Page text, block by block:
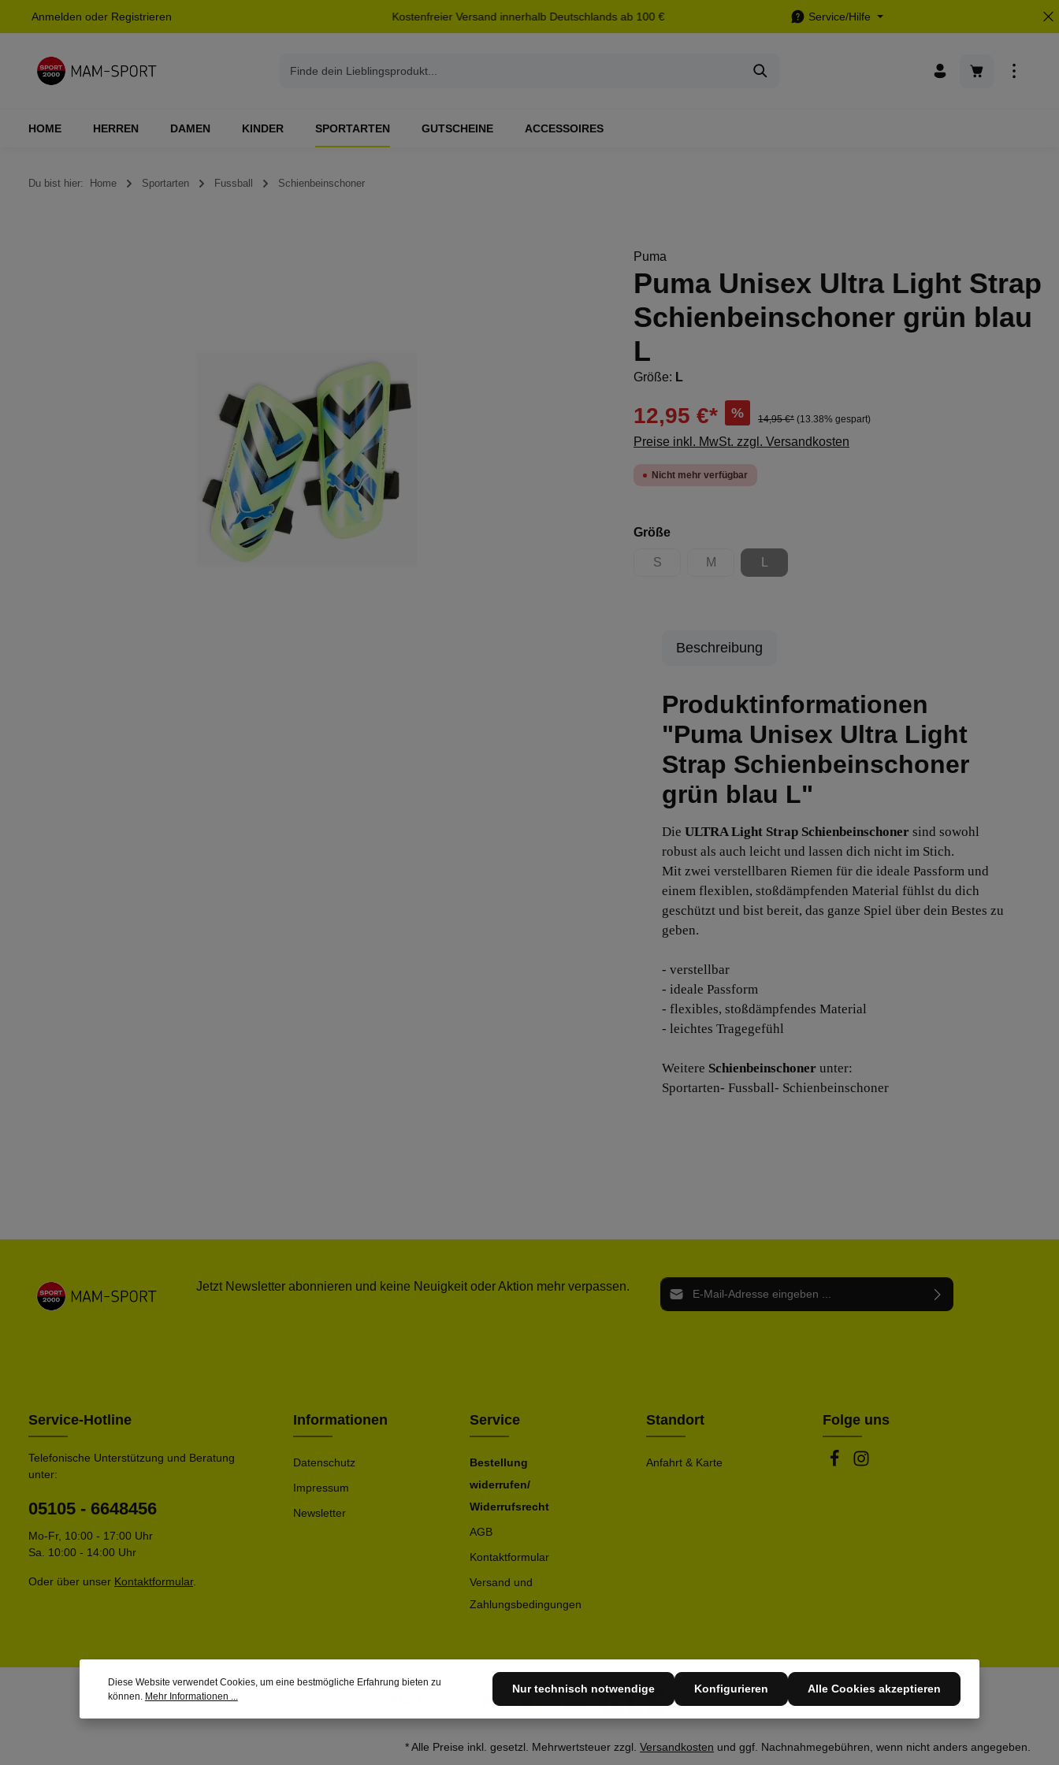
Zur Hauptnavigation springen
Anmelden oder Registrieren Kostenfreier Versand innerhalb Deutschlands ab 100 € Service/Hilfe
Warenkorb
HOME HERREN DAMEN KINDER SPORTARTEN GUTSCHEINE ACCESSOIRES
Du bist hier: Home Sportarten Fussball Schienbeinschoner
Puma
Puma Unisex Ultra Light Strap
Schienbeinschoner grün blau
L
Größe: L
12,95 €* % 14,95 €* (13.38% gespart)
Preise inkl. MwSt. zzgl. Versandkosten
Nicht mehr verfügbar
Größeauswählen
S
(Diese Option ist zurzeit nicht verfügbar.)
M
(Diese Option ist zurzeit nicht verfügbar.)
(Diese Option ist zurzeit nicht verfügbar.)
Beschreibung
Produktinformationen
"Puma Unisex Ultra Light
Strap Schienbeinschoner
grün blau L"
Die ULTRA Light Strap Schienbeinschoner sind sowohl
robust als auch leicht und lassen dich nicht im Stich.
Mit zwei verstellbaren Riemen für die ideale Passform und
einem flexiblen, stoßdämpfenden Material fühlst du dich
geschützt und bist bereit, das ganze Spiel über dein Bestes zu
geben.
- verstellbar
- ideale Passform
- flexibles, stoßdämpfendes Material
- leichtes Tragegefühl
Weitere Schienbeinschoner unter:
Sportarten- Fussball- Schienbeinschoner
Jetzt Newsletter abonnieren und keine Neuigkeit oder Aktion mehr verpassen. E-Mail-Adresse*
Service-Hotline
Telefonische Unterstützung und Beratung
unter:
05105 - 6648456
Mo-Fr, 10:00 - 17:00 Uhr
Sa. 10:00 - 14:00 Uhr
Oder über unser Kontaktformular.
Informationen
Datenschutz
Impressum
Newsletter
Service
Bestellung
widerrufen/
Widerrufsrecht
AGB
Kontaktformular
Versand und
Zahlungsbedingungen
Standort
Anfahrt & Karte
Folge uns
* Alle Preise inkl. gesetzl. Mehrwertsteuer zzgl. Versandkosten und ggf. Nachnahmegebühren, wenn nicht anders angegeben.
Diese Website verwendet Cookies, um eine bestmögliche Erfahrung bieten zu
können. Mehr Informationen ...
Nur technisch notwendige Konfigurieren Alle Cookies akzeptieren